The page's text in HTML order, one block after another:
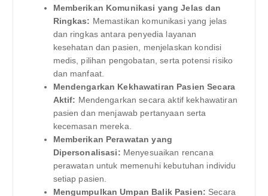
Memberikan Komunikasi yang Jelas dan
Ringkas: Memastikan komunikasi yang jelas
dan ringkas antara penyedia layanan
kesehatan dan pasien, menjelaskan kondisi
medis, pilihan pengobatan, serta potensi risiko
dan manfaat.
Mendengarkan Kekhawatiran Pasien Secara
Aktif: Mendengarkan secara aktif kekhawatiran
pasien dan menjawab pertanyaan serta
kecemasan mereka.
Memberikan Perawatan yang
Dipersonalisasi: Menyesuaikan rencana
perawatan untuk memenuhi kebutuhan individu
setiap pasien.
Mengumpulkan Umpan Balik Pasien: Secara